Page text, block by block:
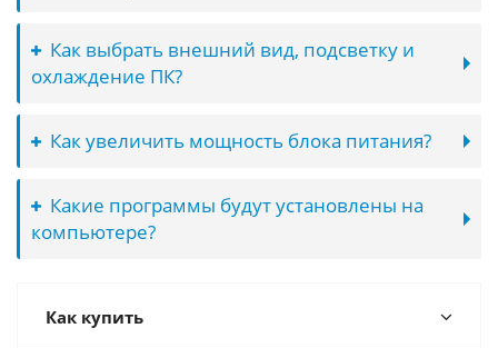
Как выбрать внешний вид, подсветку и
охлаждение ПК?
Как увеличить мощность блока питания?
Какие программы будут установлены на
компьютере?
Как купить